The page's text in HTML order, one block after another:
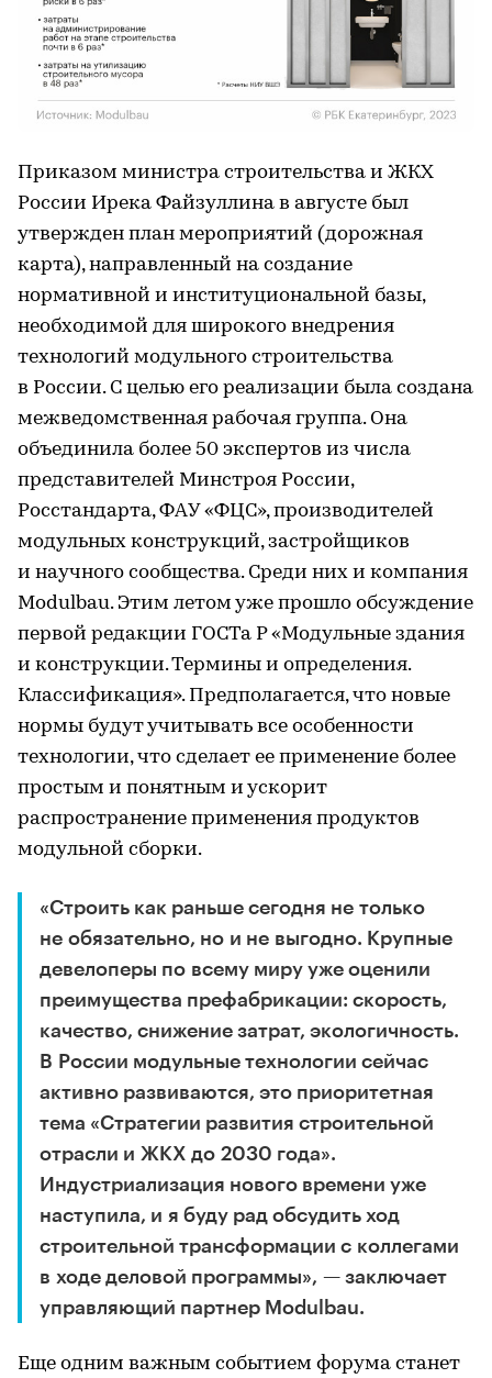
Приказом министра строительства и ЖКХ
России Ирека Файзуллина в августе был
утвержден план мероприятий (дорожная
карта), направленный на создание
нормативной и институциональной базы,
необходимой для широкого внедрения
технологий модульного строительства
в России. С целью его реализации была создана
межведомственная рабочая группа. Она
объединила более 50 экспертов из числа
представителей Минстроя России,
Росстандарта, ФАУ «ФЦС», производителей
модульных конструкций, застройщиков
и научного сообщества. Среди них и компания
Modulbau. Этим летом уже прошло обсуждение
первой редакции ГОСТа Р «Модульные здания
и конструкции. Термины и определения.
Классификация». Предполагается, что новые
нормы будут учитывать все особенности
технологии, что сделает ее применение более
простым и понятным и ускорит
распространение применения продуктов
модульной сборки.
«Строить как раньше сегодня не только
не обязательно, но и не выгодно. Крупные
девелоперы по всему миру уже оценили
преимущества префабрикации: скорость,
качество, снижение затрат, экологичность.
В России модульные технологии сейчас
активно развиваются, это приоритетная
тема «Стратегии развития строительной
отрасли и ЖКХ до 2030 года».
Индустриализация нового времени уже
наступила, и я буду рад обсудить ход
строительной трансформации с коллегами
в ходе деловой программы», — заключает
управляющий партнер Modulbau.
Еще одним важным событием форума станет